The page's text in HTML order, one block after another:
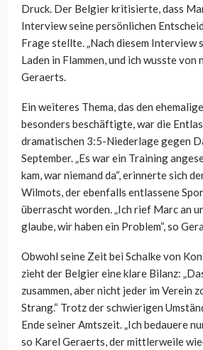
Druck. Der Belgier kritisierte, dass
Interview seine persönlichen
Frage stellte. „Nach diesem Interview
Laden in Flammen, und ich wusste von
Geraerts.
Ein weiteres Thema, das den
besonders beschäftigte, war die
dramatischen 3:5-Niederlage gegen
September. „Es war ein Training
kam, war niemand da“, erinnerte sich
Wilmots, der ebenfalls entlassene
überrascht worden. „Ich rief Marc an
glaube, wir haben ein Problem“, so
Obwohl seine Zeit bei Schalke von
zieht der Belgier eine klare Bilanz:
zusammen, aber nicht jeder im Verein
Strang.“ Trotz der schwierigen
Ende seiner Amtszeit. „Ich bedauere
so Karel Geraerts, der mittlerweile